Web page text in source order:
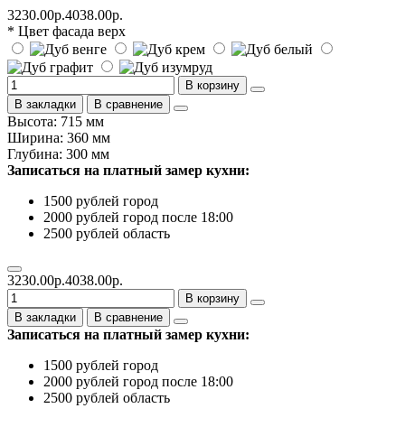
3230.00р.4038.00р.
* Цвет фасада верх
В корзину
В закладки
В сравнение
Высота: 715 мм
Ширина: 360 мм
Глубина: 300 мм
Записаться на платный замер кухни:
1500 рублей город
2000 рублей город после 18:00
2500 рублей область
3230.00р.4038.00р.
В корзину
В закладки
В сравнение
Записаться на платный замер кухни:
1500 рублей город
2000 рублей город после 18:00
2500 рублей область